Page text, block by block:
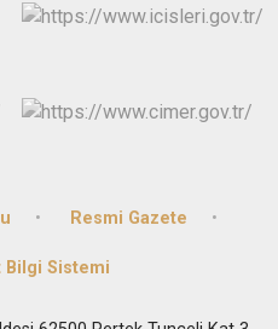
Resmi Gazete
Bilgi Sistemi